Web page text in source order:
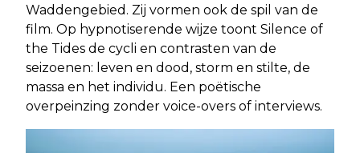
Waddengebied. Zij vormen ook de spil van de
film. Op hypnotiserende wijze toont Silence of
the Tides de cycli en contrasten van de
seizoenen: leven en dood, storm en stilte, de
massa en het individu. Een poëtische
overpeinzing zonder voice-overs of interviews.